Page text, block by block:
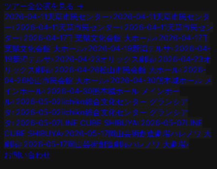
ツアー全公演を見る →
2026-04-11天草市民センター› 2026-04-11天草市民センタ
ー› 2026-04-11天草市民センター› 2026-04-11天草市民セン
ター› 2026-04-17千葉県文化会館 大ホール› 2026-04-17千
葉県文化会館 大ホール› 2026-04-19新潟テルサ› 2026-04-
19新潟テルサ› 2026-04-23オリックス劇場› 2026-04-23オ
リックス劇場› 2026-04-26松山市民会館 大ホール› 2026-
04-26松山市民会館 大ホール› 2026-04-30熊本城ホール メ
インホール› 2026-04-30熊本城ホール メインホー
ル› 2026-05-02iichiko総合文化センター グランシア
タ› 2026-05-02iichiko総合文化センター グランシア
タ› 2026-05-07LINE CUBE SHIBUYA› 2026-05-07LINE
CUBE SHIBUYA› 2026-05-17岡山芸術創造劇場ハレノワ 大
劇場› 2026-05-17岡山芸術創造劇場ハレノワ 大劇場›
お問い合わせ